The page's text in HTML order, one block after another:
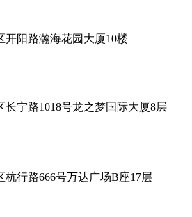
开阳路瀚海花园大厦10楼
长宁路1018号龙之梦国际大厦8层
杭行路666号万达广场B座17层